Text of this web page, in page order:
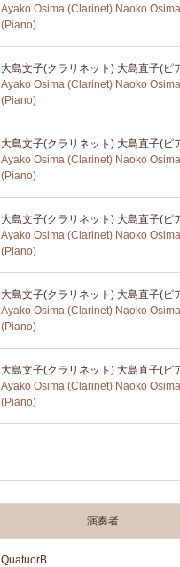
Ayako Osima (Clarinet) Naoko Osima
(Piano)
大島文子(クラリネット) 大島直子(ピ
Ayako Osima (Clarinet) Naoko Osima
(Piano)
大島文子(クラリネット) 大島直子(ピ
Ayako Osima (Clarinet) Naoko Osima
(Piano)
大島文子(クラリネット) 大島直子(ピ
Ayako Osima (Clarinet) Naoko Osima
(Piano)
大島文子(クラリネット) 大島直子(ピ
Ayako Osima (Clarinet) Naoko Osima
(Piano)
大島文子(クラリネット) 大島直子(ピ
Ayako Osima (Clarinet) Naoko Osima
(Piano)
演奏者
QuatuorB